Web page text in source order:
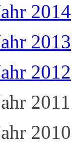
2014
2013
2012
2011
2010